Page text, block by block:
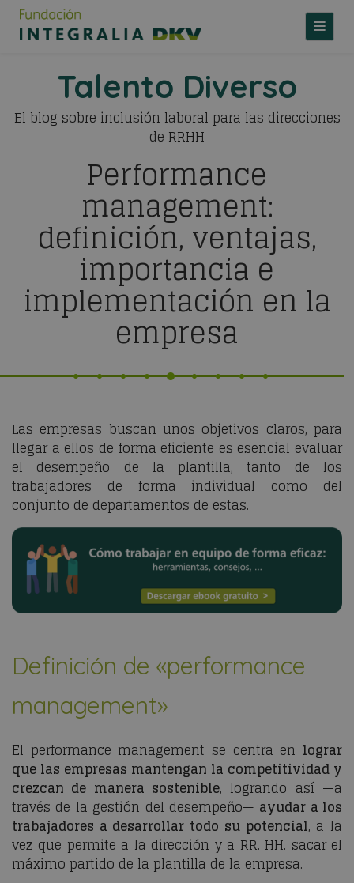
Talento Diverso
El blog sobre inclusión laboral para las direcciones
de RRHH
Performance
management:
definición, ventajas,
importancia e
implementación en la
empresa
Las empresas buscan unos objetivos claros, para
llegar a ellos de forma eficiente es esencial evaluar
el desempeño de la plantilla, tanto de los
trabajadores de forma individual como del
conjunto de departamentos de estas.
Definición de «performance
management»
El performance management se centra en lograr
que las empresas mantengan la competitividad y
crezcan de manera sostenible, logrando así —a
través de la gestión del desempeño— ayudar a los
trabajadores a desarrollar todo su potencial, a la
vez que permite a la dirección y a RR. HH. sacar el
máximo partido de la plantilla de la empresa.